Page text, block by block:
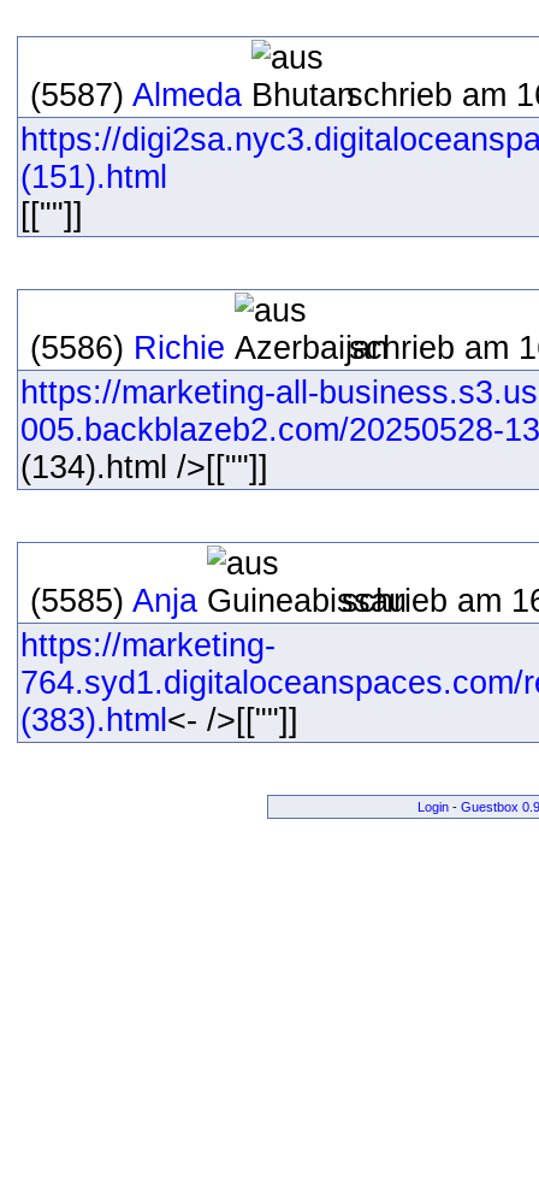
(5587) Almeda
schrieb am
https://
(151).html
[[""]]
(5586) Richie
schrieb am
https://marketing-all-
005.backblazeb2.com/20250528-
(134).html />[[""]]
(5585) Anja
schrieb am
https://marketing-
764.syd1.digitaloceanspaces.com/
(383).html <- />[[""]]
Login- Guestbox